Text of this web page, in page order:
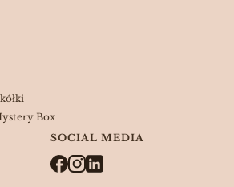
Box
SOCIAL MEDIA